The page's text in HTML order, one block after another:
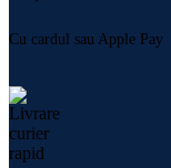
Cu cardul sau Apple Pay